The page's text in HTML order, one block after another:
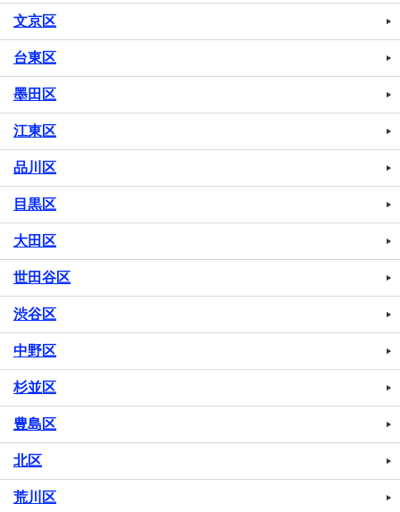
文京区
台東区
墨田区
江東区
品川区
目黒区
大田区
世田谷区
渋谷区
中野区
杉並区
豊島区
北区
荒川区